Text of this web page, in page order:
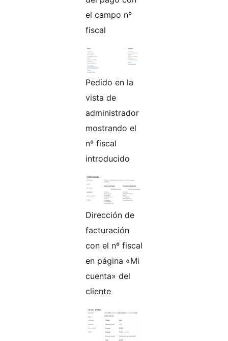
el campo nº
fiscal
Pedido en la
vista de
administrador
mostrando el
nº fiscal
introducido
Dirección de
facturación
con el nº fiscal
en página «Mi
cuenta» del
cliente